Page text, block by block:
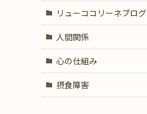
リューココリーネブログ
人間関係
心の仕組み
摂食障害